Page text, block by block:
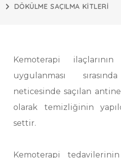
DÖKÜLME SAÇILMA KITLERI
Kemoterapi ilaçlarının
uygulanması
neticesinde saçılan
olarak temizliğinin
settir.
Kemoterapi tedavilerinin